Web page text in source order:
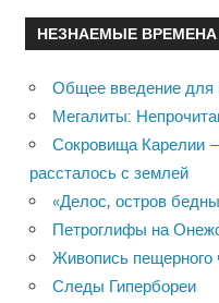
НЕЗНАЕМЫЕ ВРЕМЕНА
Общее введение для
Мегалиты:
Сокровища Карелии
рассталось с землей
«Делос, остров
Петроглифы на
Живопись пещерного
Следы Гипербореи